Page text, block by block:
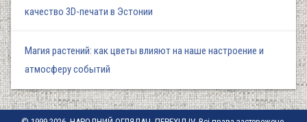
качество 3D-печати в Эстонии
Магия растений: как цветы влияют на наше настроение и
атмосферу событий